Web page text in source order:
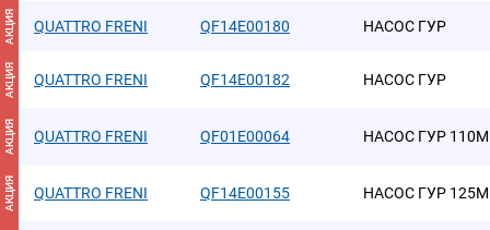
АКЦИЯ QUATTRO FRENI QF14E00180 НАСОС ГУР
АКЦИЯ QUATTRO FRENI QF14E00182 НАСОС ГУР
АКЦИЯ QUATTRO FRENI QF01E00064 НАСОС ГУР
АКЦИЯ QUATTRO FRENI QF14E00155 НАСОС ГУР